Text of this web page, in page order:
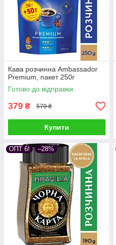
Кава розчинна Ambassador
Premium, пакет 250г
Готово до відправки
379 ₴ 579 ₴
Купити
ОПТ 6! –28%